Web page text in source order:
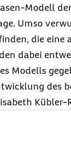
Modell
Umso
die eine
dabei
Modells
des
Kübler-
mit
beitragen,
besser zu